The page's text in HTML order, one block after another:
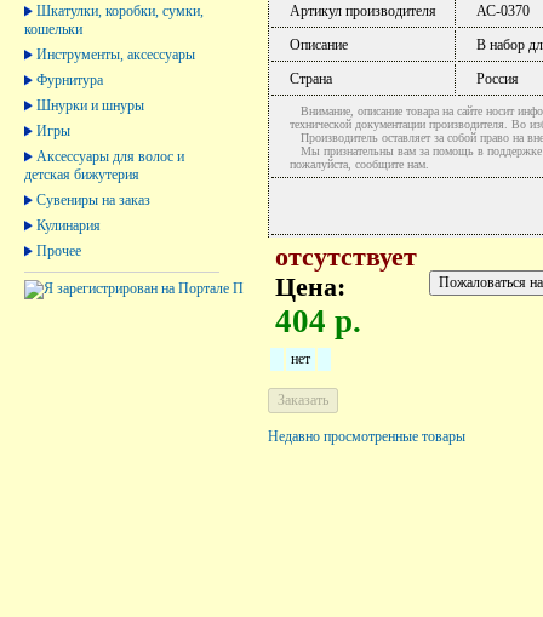
Шкатулки, коробки, сумки,
кошельки
Инструменты, аксессуары
Фурнитура
Шнурки и шнуры
Игры
Аксессуары для волос и
детская бижутерия
Сувениры на заказ
Кулинария
Прочее
Артикул производителя
АС-0370
Описание
В набор
Страна
Россия
Внимание, описание товара на сайте носит
технической документации производителя. Во
Производитель оставляет за собой право на
Мы признательны вам за помощь в поддержке
пожалуйста, сообщите нам.
отсутствует
Цена:
404 р.
нет
Недавно просмотренные товары